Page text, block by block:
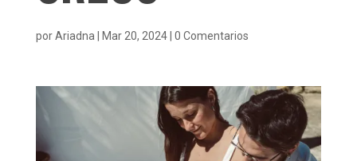
porAriadna Mar 20, 2024| 0 Comentarios